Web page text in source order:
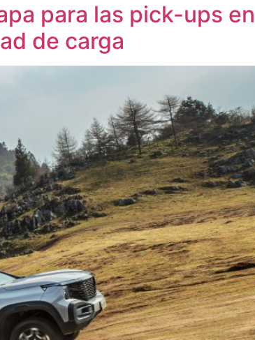
para las pick-ups
de carga